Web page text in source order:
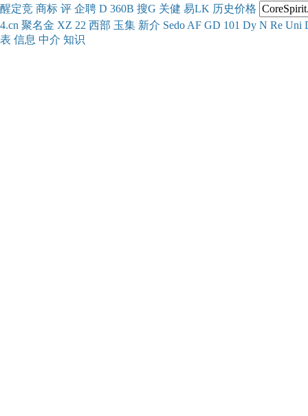
醒定竞 商标 评 企聘 D 360B 搜G 关健 易LK 历史价格
4.cn 聚名金 XZ 22 西部 玉集 新介 Sedo AF GD 101 Dy N Re Uni
表 信息 中介 知识